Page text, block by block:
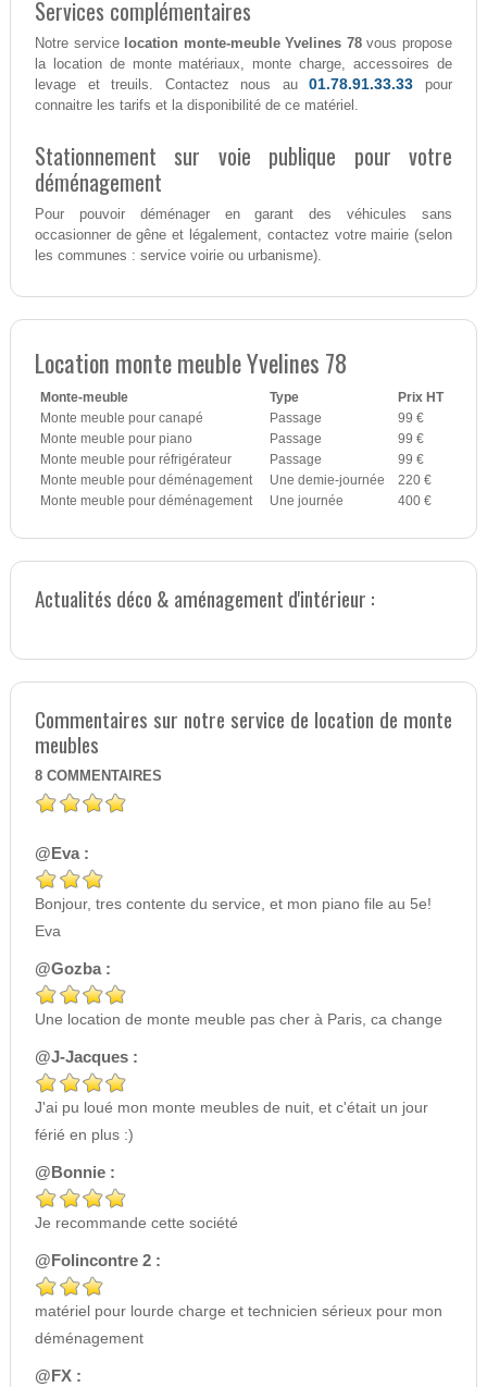
Services complémentaires
Notre service location monte-meuble Yvelines 78vous propose
la location de monte matériaux, monte charge, accessoires de
levage et treuils. Contactez nous au01.78.91.33.33
pour
connaitre les tarifs et la disponibilité de ce matériel.
Stationnement sur voie publique pour votre
déménagement
Pour pouvoir déménager en garant des véhicules sans
occasionner de gêne et légalement, contactez votre mairie (selon
les communes : service voirie ou urbanisme).
Location monte meuble Yvelines 78
Monte-meuble Type
Prix HT
Monte meuble pour canapé
Passage
99 €
Monte meuble pour piano
Passage
99 €
Monte meuble pour réfrigérateur
Passage
99 €
Monte meuble pour déménagement
Une demie-journée
220 €
Monte meuble pour déménagement
Une journée 400 €
Actualités déco & aménagement d'intérieur :
Commentaires sur notre service de location de monte
meubles
8 COMMENTAIRES
@Eva :
Bonjour, tres contente du service, et mon piano file au 5e!
Eva
@Gozba :
Une location de monte meuble pas cher à Paris, ca change
@J-Jacques :
J'ai pu loué mon monte meubles de nuit, et c'était un jour
férié en plus :)
@Bonnie :
Je recommande cette société
@Folincontre 2 :
matériel pour lourde charge et technicien sérieux pour mon
déménagement
@FX :